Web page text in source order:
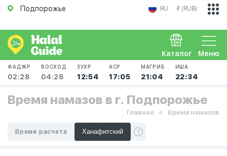
Подпорожье RU ₽ (RUB)
Меню
Каталог
ФАДЖР
02:28
ВОСХОД
04:28
ЗУХР
12:54
АСР
17:05
МАГРИБ
21:04
ИША
22:34
Время намазов в г. Подпорожье
Главная Время намазов
Время расчета